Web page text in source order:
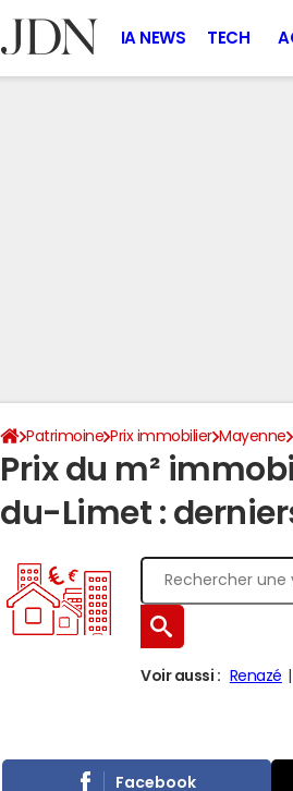
IA NEWS TECH
Patrimoine Prix immobilier Mayenne
Prix du m²
du-Limet :
Voir aussi : Renazé
Facebook